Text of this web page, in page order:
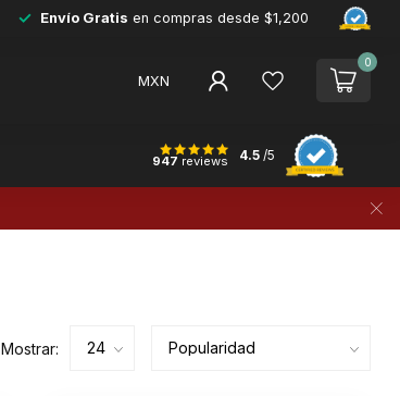
Envío Gratis en compras desde $1,200
MXN
0
947 reviews 4.5 /5
Mostrar: